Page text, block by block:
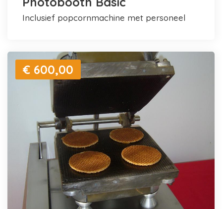
inclusief popcornmachine met personeel
€ 600,00